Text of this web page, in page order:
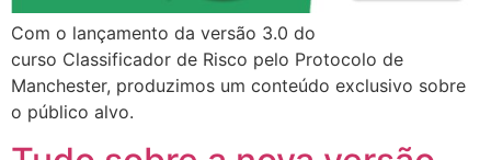
Com o lançamento da versão 3.0 do
curso Classificador de Risco pelo Protocolo de
Manchester, produzimos um conteúdo exclusivo sobre
o público alvo.